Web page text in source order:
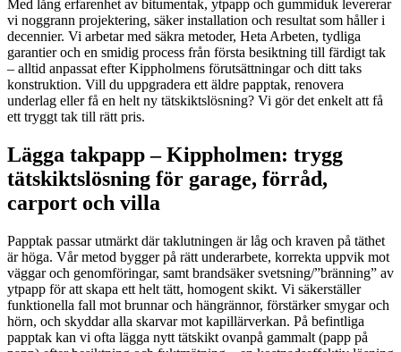
Med lång erfarenhet av bitumentak, ytpapp och gummiduk levererar
vi noggrann projektering, säker installation och resultat som håller i
decennier. Vi arbetar med säkra metoder, Heta Arbeten, tydliga
garantier och en smidig process från första besiktning till färdigt tak
– alltid anpassat efter Kippholmens förutsättningar och ditt taks
konstruktion. Vill du uppgradera ett äldre papptak, renovera
underlag eller få en helt ny tätskiktslösning? Vi gör det enkelt att få
ett tryggt tak till rätt pris.
Lägga takpapp – Kippholmen: trygg
tätskiktslösning för garage, förråd,
carport och villa
Papptak passar utmärkt där taklutningen är låg och kraven på täthet
är höga. Vår metod bygger på rätt underarbete, korrekta uppvik mot
väggar och genomföringar, samt brandsäker svetsning/”bränning” av
ytpapp för att skapa ett helt tätt, homogent skikt. Vi säkerställer
funktionella fall mot brunnar och hängrännor, förstärker smygar och
hörn, och skyddar alla skarvar mot kapillärverkan. På befintliga
papptak kan vi ofta lägga nytt tätskikt ovanpå gammalt (papp på